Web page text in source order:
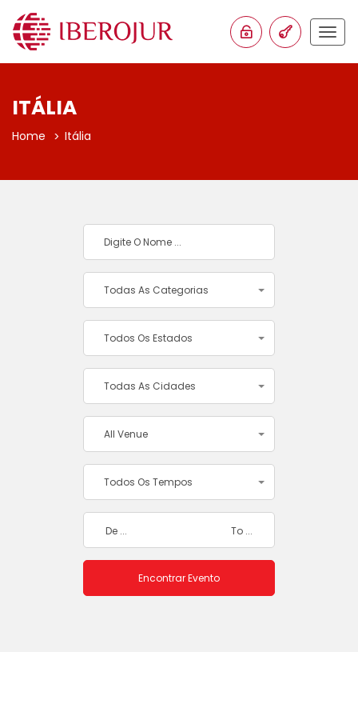
ITÁLIA
Home Itália
Todas As Categorias
Todos Os Estados
Todas As Cidades
All Venue
Todos Os Tempos